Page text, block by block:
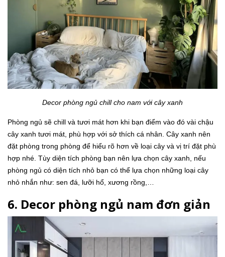
Decor phòng ngủ chill cho nam với cây xanh
Phòng ngủ sẽ chill và tươi mát hơn khi bạn điểm vào đó vài chậu
cây xanh tươi mát, phù hợp với sở thích cá nhân. Cây xanh nên
đặt phòng trong phòng để hiểu rõ hơn về loại cây và vị trí đặt phù
hợp nhé. Tùy diện tích phòng bạn nên lựa chọn cây xanh, nếu
phòng ngủ có diện tích nhỏ bạn có thể lựa chọn những loại cây
nhỏ nhắn như: sen đá, lưỡi hổ, xương rồng,…
6. Decor phòng ngủ nam đơn giản